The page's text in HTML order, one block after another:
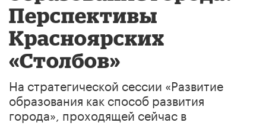
Перспективы
Красноярских
«Столбов»
На стратегической сессии «Развитие
образования как способ развития
города», проходящей сейчас в